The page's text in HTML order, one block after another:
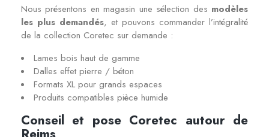
Nous présentons en magasin une sélection des modèles
les plus demandés, et pouvons commander l’intégralité
de la collection Coretec sur demande :
Lames bois haut de gamme
Dalles effet pierre / béton
Formats XL pour grands espaces
Produits compatibles pièce humide
Conseil et pose Coretec autour de